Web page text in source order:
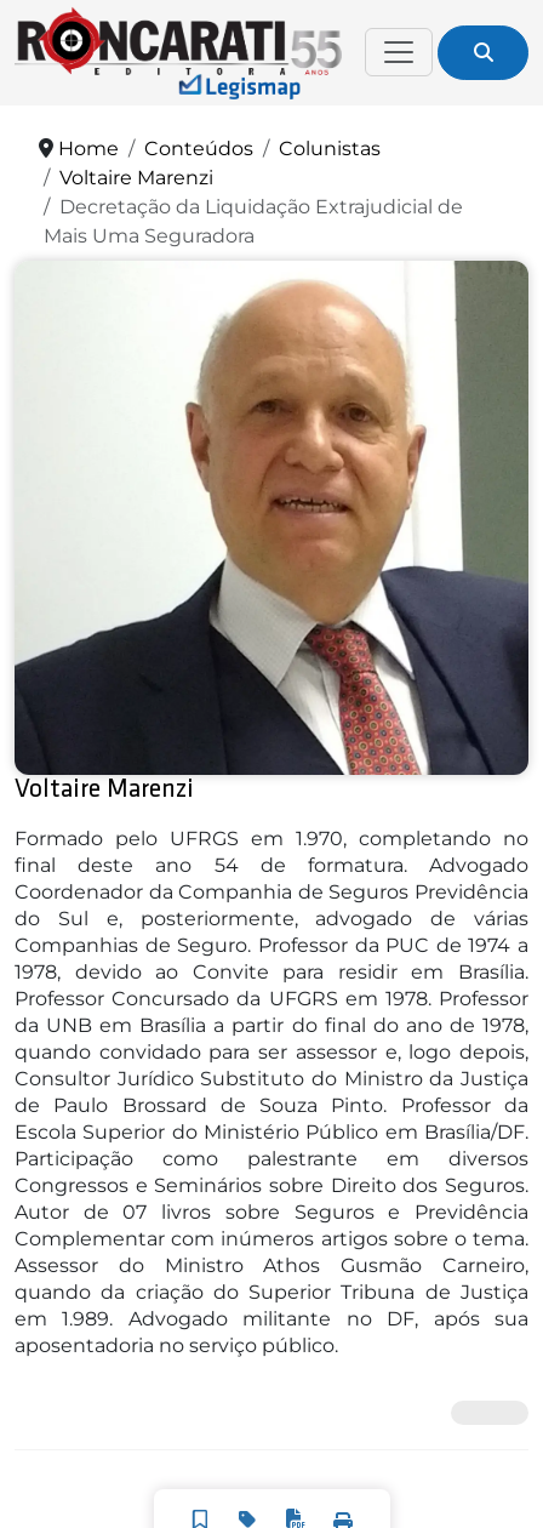
Home Conteúdos
Colunistas
Voltaire Marenzi
Decretação da Liquidação Extrajudicial de
Mais Uma Seguradora
Voltaire Marenzi
Formado pelo UFRGS em 1.970, completando no
final deste ano 54 de formatura. Advogado
Coordenador da Companhia de Seguros Previdência
do Sul e, posteriormente, advogado de várias
Companhias de Seguro. Professor da PUC de 1974 a
1978, devido ao Convite para residir em Brasília.
Professor Concursado da UFGRS em 1978. Professor
da UNB em Brasília a partir do final do ano de 1978,
quando convidado para ser assessor e, logo depois,
Consultor Jurídico Substituto do Ministro da Justiça
de Paulo Brossard de Souza Pinto. Professor da
Escola Superior do Ministério Público em Brasília/DF.
Participação como palestrante em diversos
Congressos e Seminários sobre Direito dos Seguros.
Autor de 07 livros sobre Seguros e Previdência
Complementar com inúmeros artigos sobre o tema.
Assessor do Ministro Athos Gusmão Carneiro,
quando da criação do Superior Tribuna de Justiça
em 1.989. Advogado militante no DF, após sua
aposentadoria no serviço público.